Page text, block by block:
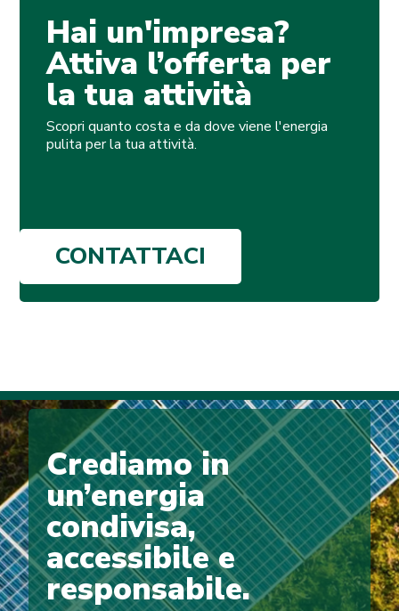
Hai un'impresa?
Attiva l’offerta per
la tua attività
Scopri quanto costa e da dove viene l'energia
pulita per la tua attività.
CONTATTACI
Crediamo in
un’energia
condivisa,
accessibile e
responsabile.